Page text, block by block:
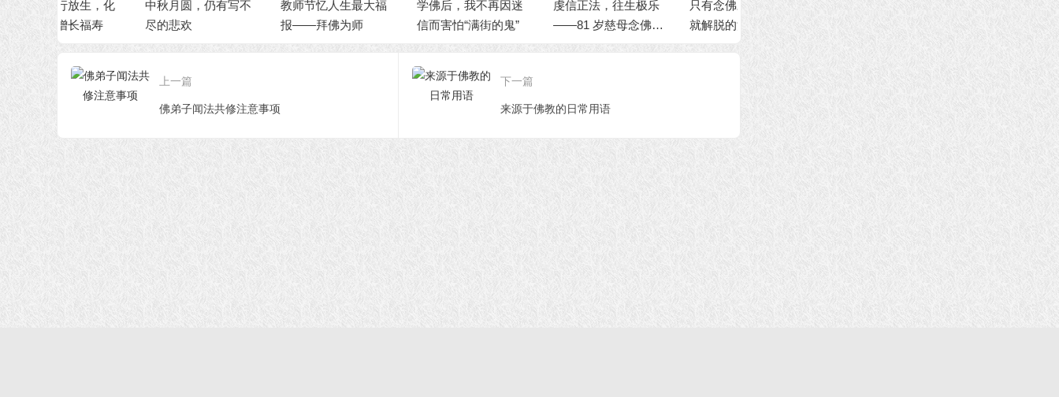
中秋月圆，仍有写不
尽的悲欢
教师节忆人生最大福
报——拜佛为师
学佛后，我不再因迷
信而害怕“满街的鬼”
虔信正法，往生极乐
——81 岁慈母念佛往
生
只有念佛才是能够成
就解脱的法门吗？
上一篇
佛弟子闻法共修注意事项
下一篇
来源于佛教的日常用语